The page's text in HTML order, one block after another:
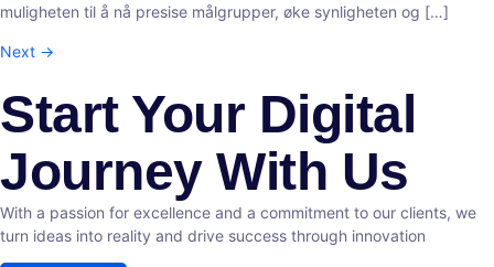
muligheten til å nå presise målgrupper, øke synligheten og […]
Next →
Start Your Digital
Journey With Us
With a passion for excellence and a commitment to our clients, we
turn ideas into reality and drive success through innovation